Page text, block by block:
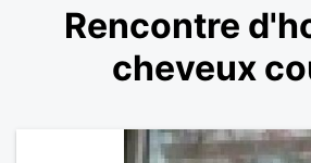
Rencontre
cheveux